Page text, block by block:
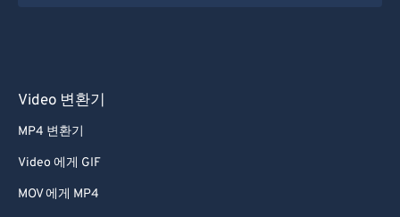
Video 변환기
MP4 변환기
Video 에게 GIF
MOV 에게 MP4